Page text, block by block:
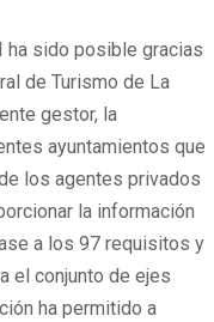
ha sido posible gracias
de Turismo de La
gestor, la
ayuntamientos que
los agentes privados
la información
a los 97 requisitos y
el conjunto de ejes
ha permitido a